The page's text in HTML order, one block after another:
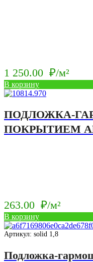
1 250.00 ₽/м²
В корзину
ПОДЛОЖКА-
ПОКРЫТИЕМ
263.00 ₽/м²
В корзину
Артикул: solid 1,8
Подложка-